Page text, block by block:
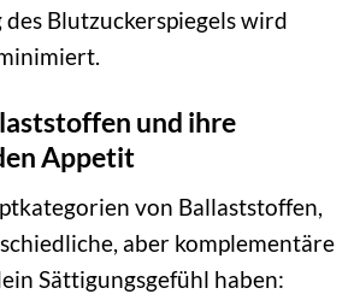
Blutzuckerspiegels wird
und ihre
Appetit
von Ballaststoffen,
aber komplementäre
Sättigungsgefühl haben: